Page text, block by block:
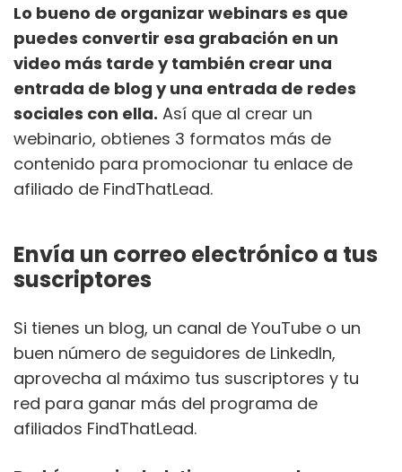
Lo bueno de organizar webinars es que
puedes convertir esa grabación en un
video más tarde y también crear una
entrada de blog y una entrada de redes
sociales con ella. Así que al crear un
webinario, obtienes 3 formatos más de
contenido para promocionar tu enlace de
afiliado de FindThatLead.
Envía un correo electrónico a tus
suscriptores
Si tienes un blog, un canal de YouTube o un
buen número de seguidores de LinkedIn,
aprovecha al máximo tus suscriptores y tu
red para ganar más del programa de
afiliados FindThatLead.